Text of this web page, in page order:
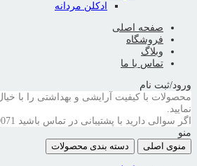
ادکلن مردانه
صفحه اصلی
فروشگاه
وبلاگ
تماس با ما
ورود/ثبت نام
محصولات با کیفیت آرایشی و بهداشتی را با
نمایید.
اگر سوالی دارید با پشتیبانی در تماس باشید
منو
منوی اصلی
دسته بندی محصولات